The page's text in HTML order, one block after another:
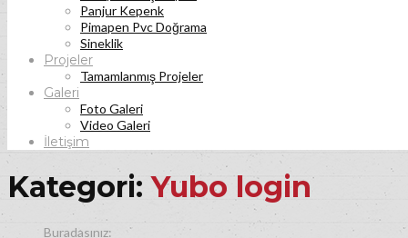
Panjur Kepenk
Pimapen Pvc Doğrama
Sineklik
Projeler
Tamamlanmış Projeler
Galeri
Foto Galeri
Video Galeri
İletişim
Kategori:Yubo login